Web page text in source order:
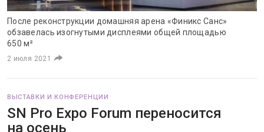
После реконструкции домашняя арена «Финикс Санс»
обзавелась изогнутыми дисплеями общей площадью
650 м²
2 июля 2021
ВЫСТАВКИ И КОНФЕРЕНЦИИ
SN Pro Expo Forum переносится
на осень